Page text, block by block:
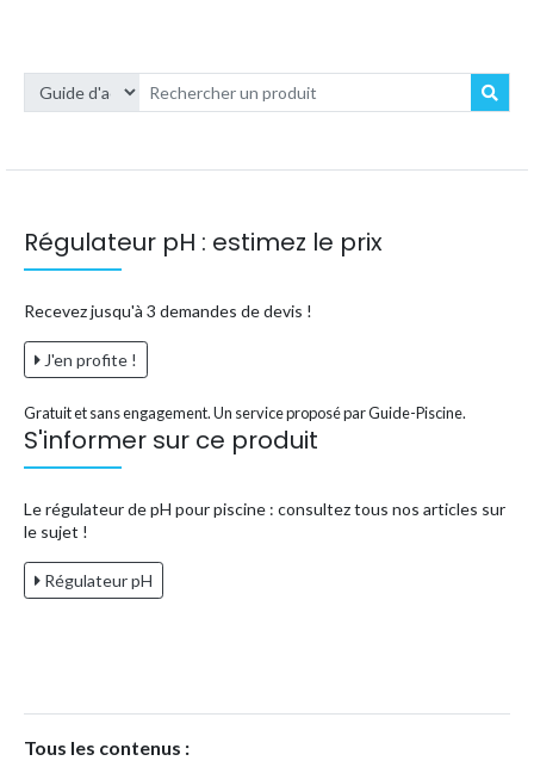
Régulateur pH : estimez le prix
Recevez jusqu'à 3 demandes de devis !
J'en profite !
Gratuit et sans engagement. Un service proposé par Guide-Piscine.
S'informer sur ce produit
Le régulateur de pH pour piscine : consultez tous nos articles sur
le sujet !
Régulateur pH
Tous les contenus :